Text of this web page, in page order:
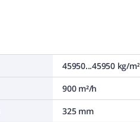
45950...45950 kg/m²
900 m²/h
325 mm